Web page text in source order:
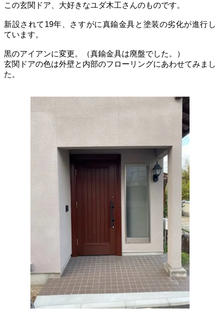
この玄関ドア、大好きなユダ木工さんのものです。
新設されて19年、さすがに真鍮金具と塗装の劣化が進行し
ています。
黒のアイアンに変更。
（真鍮金具は廃盤でした。）
玄関ドアの色は外壁と内部のフローリングにあわせてみまし
た。